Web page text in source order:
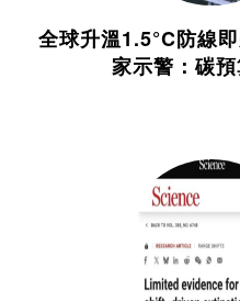
全球升溫1.5°C防線
家示警：碳